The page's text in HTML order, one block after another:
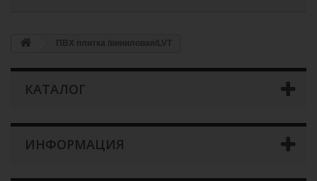
ПВХ плитка /виниловая/LVT
КАТАЛОГ
ИНФОРМАЦИЯ